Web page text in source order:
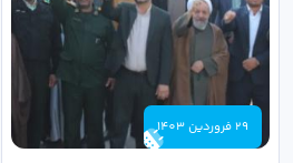
29 فروردین 1403